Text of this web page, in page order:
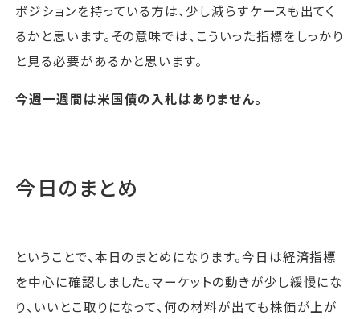
ポジションを持っている方は、少し減らすケースも出てく
るかと思います。その意味では、こういった指標をしっかり
と見る必要があるかと思います。
今週一週間は米国債の入札はありません。
今日のまとめ
ということで、本日のまとめになります。今日は経済指標
を中心に確認しました。マーケットの動きが少し緩慢にな
り、いいとこ取りになって、何の材料が出ても株価が上が